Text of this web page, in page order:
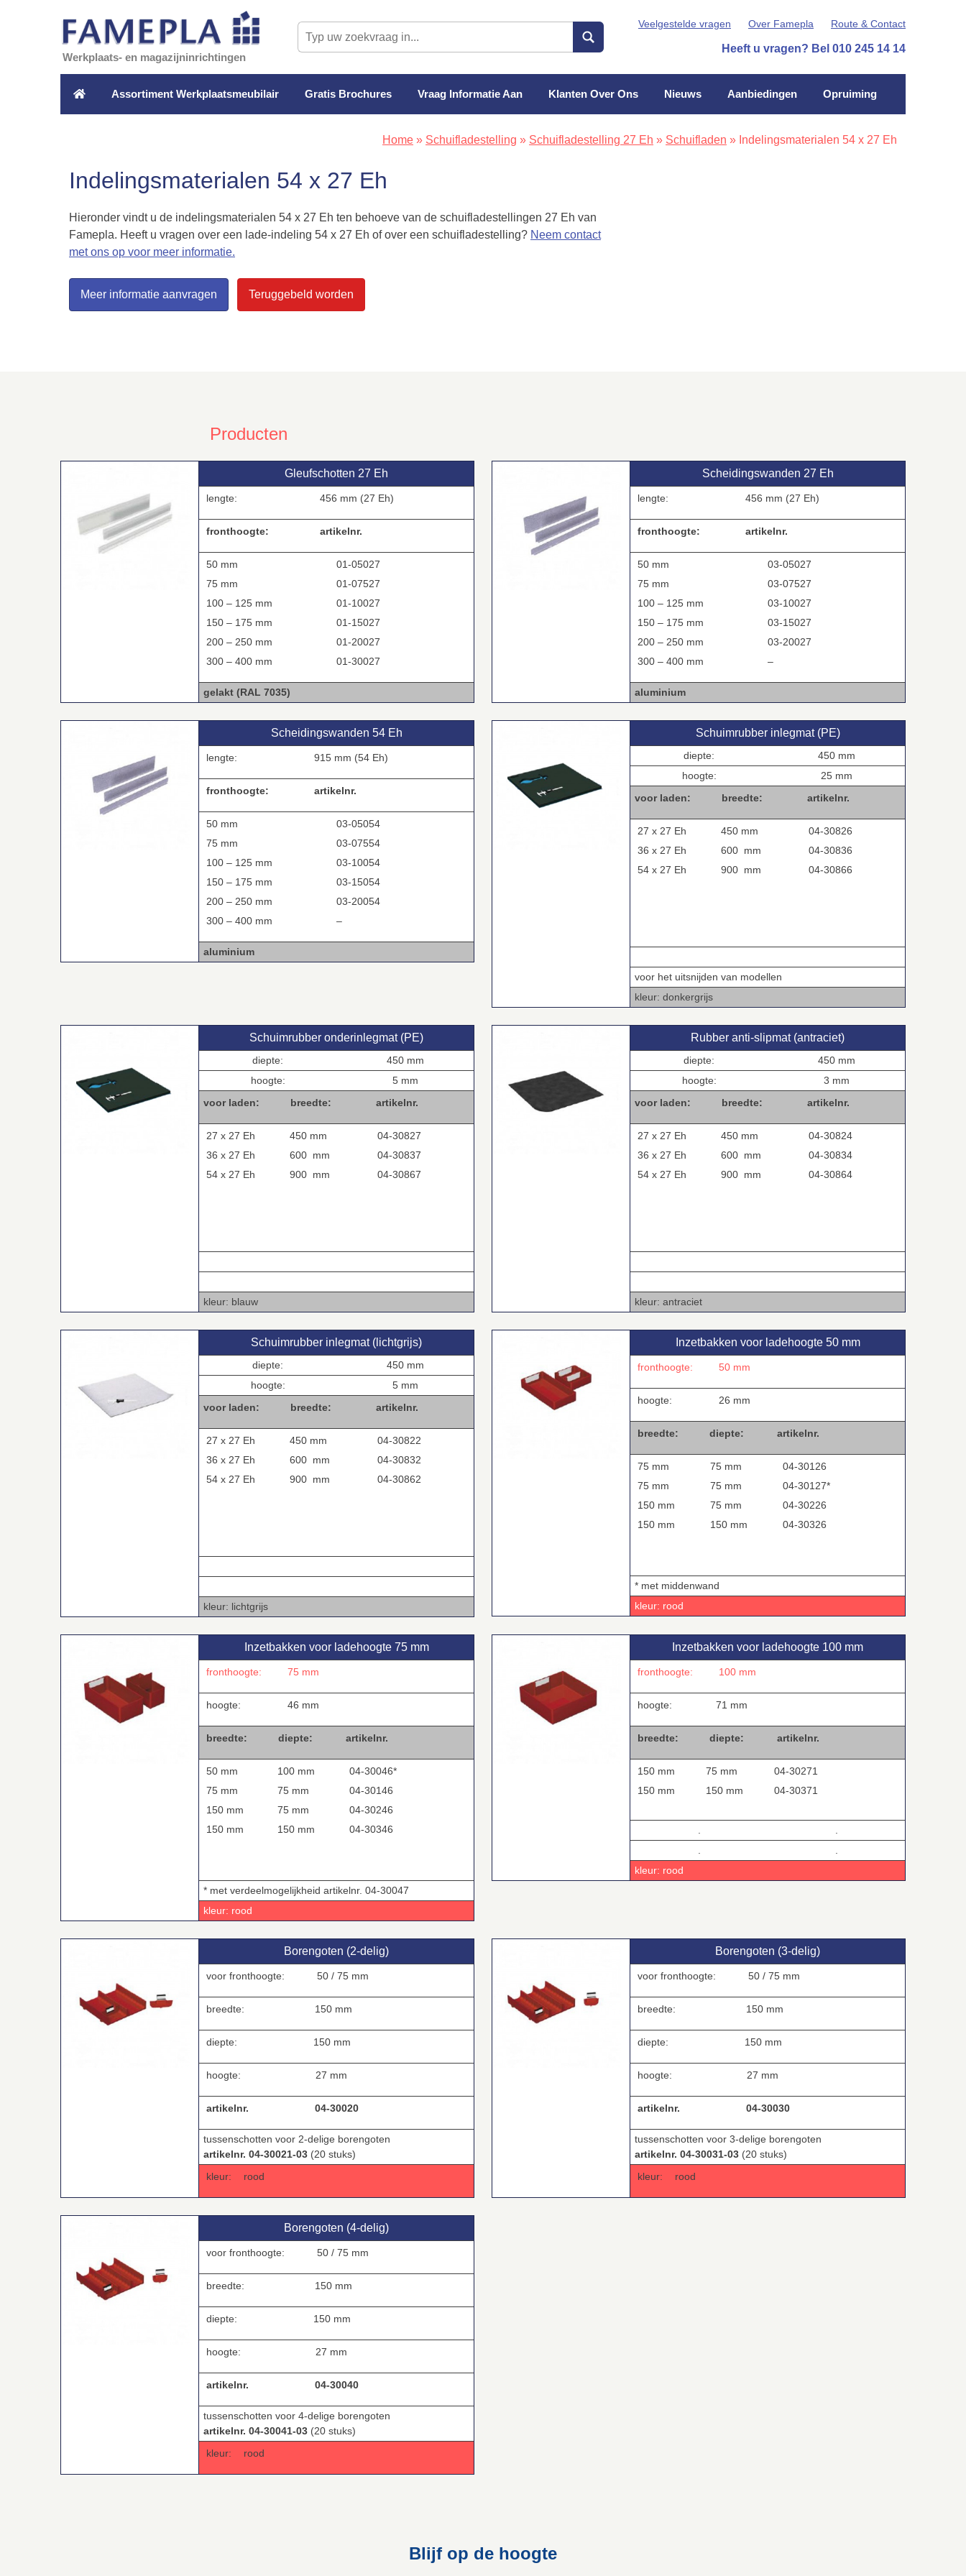
Werkplaats- en magazijninrichtingen
Veelgestelde vragen Over Famepla Route & Contact
Heeft u vragen? Bel 010 245 14 14
Assortiment Werkplaatsmeubilair Gratis Brochures Vraag Informatie Aan Klanten Over Ons Nieuws Aanbiedingen Opruiming
Home » Schuifladestelling » Schuifladestelling 27 Eh » Schuifladen » Indelingsmaterialen 54 x 27 Eh
Indelingsmaterialen 54 x 27 Eh
Hieronder vindt u de indelingsmaterialen 54 x 27 Eh ten behoeve van de schuifladestellingen 27 Eh van
Famepla. Heeft u vragen over een lade-indeling 54 x 27 Eh of over een schuifladestelling? Neem contact
met ons op voor meer informatie.
Meer informatie aanvragen Teruggebeld worden
Producten
Gleufschotten 27 Eh
lengte: 456 mm (27 Eh)
fronthoogte: artikelnr.
50 mm
01-05027
75 mm
01-07527
100 – 125 mm
01-10027
150 – 175 mm
01-15027
200 – 250 mm
01-20027
300 – 400 mm
01-30027
gelakt (RAL 7035)
Scheidingswanden 27 Eh
lengte: 456 mm (27 Eh)
fronthoogte: artikelnr.
50 mm
03-05027
75 mm
03-07527
100 – 125 mm
03-10027
150 – 175 mm
03-15027
200 – 250 mm
03-20027
300 – 400 mm
–
aluminium
Scheidingswanden 54 Eh
lengte: 915 mm (54 Eh)
fronthoogte: artikelnr.
50 mm
03-05054
75 mm
03-07554
100 – 125 mm
03-10054
150 – 175 mm
03-15054
200 – 250 mm
03-20054
300 – 400 mm
–
aluminium
Schuimrubber inlegmat (PE)
diepte:
450 mm
hoogte:
25 mm
voor laden:
breedte: artikelnr.
27 x 27 Eh 450 mm
04-30826
36 x 27 Eh
600 mm
04-30836
54 x 27 Eh
900 mm 04-30866
voor het uitsnijden van modellen
kleur: donkergrijs
Schuimrubber onderinlegmat (PE)
diepte:
450 mm
hoogte:
5 mm
voor laden:
breedte: artikelnr.
27 x 27 Eh 450 mm
04-30827
36 x 27 Eh
600 mm
04-30837
54 x 27 Eh
900 mm 04-30867
kleur: blauw
Rubber anti‑slipmat (antraciet)
diepte:
450 mm
hoogte:
3 mm
voor laden:
breedte: artikelnr.
27 x 27 Eh 450 mm
04-30824
36 x 27 Eh
600 mm
04-30834
54 x 27 Eh
900 mm 04-30864
kleur: antraciet
Schuimrubber inlegmat (lichtgrijs)
diepte:
450 mm
hoogte:
5 mm
voor laden:
breedte: artikelnr.
27 x 27 Eh 450 mm
04-30822
36 x 27 Eh
600 mm
04-30832
54 x 27 Eh
900 mm 04-30862
kleur: lichtgrijs
Inzetbakken voor ladehoogte 50 mm
fronthoogte: 50 mm
hoogte: 26 mm
breedte: diepte: artikelnr.
75 mm 75 mm
04-30126
75 mm
75 mm
04-30127*
150 mm
75 mm
04-30226
150 mm
150 mm 04-30326
* met middenwand
kleur: rood
Inzetbakken voor ladehoogte 75 mm
fronthoogte: 75 mm
hoogte: 46 mm
breedte: diepte: artikelnr.
50 mm 100 mm
04-30046*
75 mm
75 mm
04-30146
150 mm
75 mm
04-30246
150 mm
150 mm 04-30346
* met verdeelmogelijkheid artikelnr. 04-30047
kleur: rood
Inzetbakken voor ladehoogte 100 mm
fronthoogte: 100 mm
hoogte: 71 mm
breedte: diepte: artikelnr.
150 mm 75 mm
04-30271
150 mm
150 mm 04-30371
kleur: rood
Borengoten (2‑delig)
voor fronthoogte: 50 / 75 mm
breedte: 150 mm
diepte: 150 mm
hoogte: 27 mm
artikelnr. 04-30020
tussenschotten voor 2-delige borengoten
artikelnr. 04-30021-03 (20 stuks)
kleur:
rood
Borengoten (3‑delig)
voor fronthoogte: 50 / 75 mm
breedte: 150 mm
diepte: 150 mm
hoogte: 27 mm
artikelnr. 04-30030
tussenschotten voor 3-delige borengoten
artikelnr. 04-30031-03 (20 stuks)
kleur:
rood
Borengoten (4‑delig)
voor fronthoogte: 50 / 75 mm
breedte: 150 mm
diepte: 150 mm
hoogte: 27 mm
artikelnr. 04-30040
tussenschotten voor 4-delige borengoten
artikelnr. 04-30041-03 (20 stuks)
kleur:
rood
Blijf op de hoogte